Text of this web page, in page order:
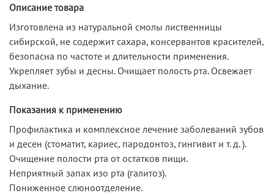
Описание товара
Изготовлена из натуральной смолы лиственницы
сибирской, не содержит сахара, консервантов красителей,
безопасна по частоте и длительности применения.
Укрепляет зубы и десны. Очищает полость рта. Освежает
дыхание.
Показания к применению
Профилактика и комплексное лечение заболеваний зубов
и десен (стоматит, кариес, пародонтоз, гингивит и т. д. ).
Очищение полости рта от остатков пищи.
Неприятный запах изо рта (галитоз).
Пониженное слюноотделение.